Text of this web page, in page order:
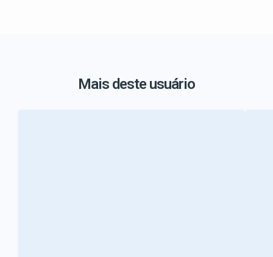
Mais deste usuário